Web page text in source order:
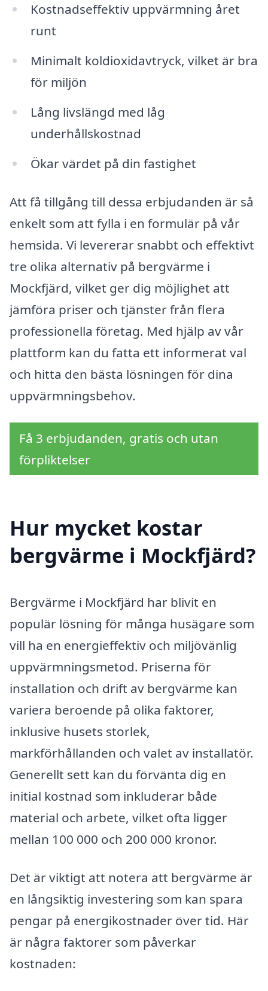
Kostnadseffektiv uppvärmning året
runt
Minimalt koldioxidavtryck, vilket är bra
för miljön
Lång livslängd med låg
underhållskostnad
Ökar värdet på din fastighet
Att få tillgång till dessa erbjudanden är så
enkelt som att fylla i en formulär på vår
hemsida. Vi levererar snabbt och effektivt
tre olika alternativ på bergvärme i
Mockfjärd, vilket ger dig möjlighet att
jämföra priser och tjänster från flera
professionella företag. Med hjälp av vår
plattform kan du fatta ett informerat val
och hitta den bästa lösningen för dina
uppvärmningsbehov.
Få 3 erbjudanden, gratis och utan
förpliktelser
Hur mycket kostar
bergvärme i Mockfjärd?
Bergvärme i Mockfjärd har blivit en
populär lösning för många husägare som
vill ha en energieffektiv och miljövänlig
uppvärmningsmetod. Priserna för
installation och drift av bergvärme kan
variera beroende på olika faktorer,
inklusive husets storlek,
markförhållanden och valet av installatör.
Generellt sett kan du förvänta dig en
initial kostnad som inkluderar både
material och arbete, vilket ofta ligger
mellan 100 000 och 200 000 kronor.
Det är viktigt att notera att bergvärme är
en långsiktig investering som kan spara
pengar på energikostnader över tid. Här
är några faktorer som påverkar
kostnaden: